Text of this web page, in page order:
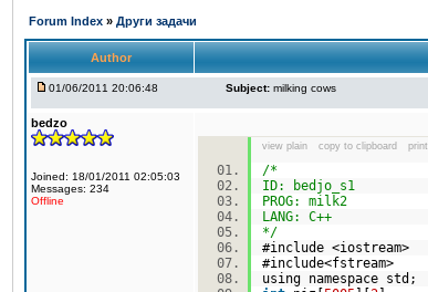
Forum Index » Други задачи
Author
01/06/2011 20:06:48 Subject: milking cows
bedzo
Joined: 18/01/2011 02:05:03
Messages: 234
Offline
view plain copy to clipboard print
/*
ID: bedjo_s1
PROG: milk2
LANG: C++
*/
#include <iostream>
#include<fstream>
using namespace std;